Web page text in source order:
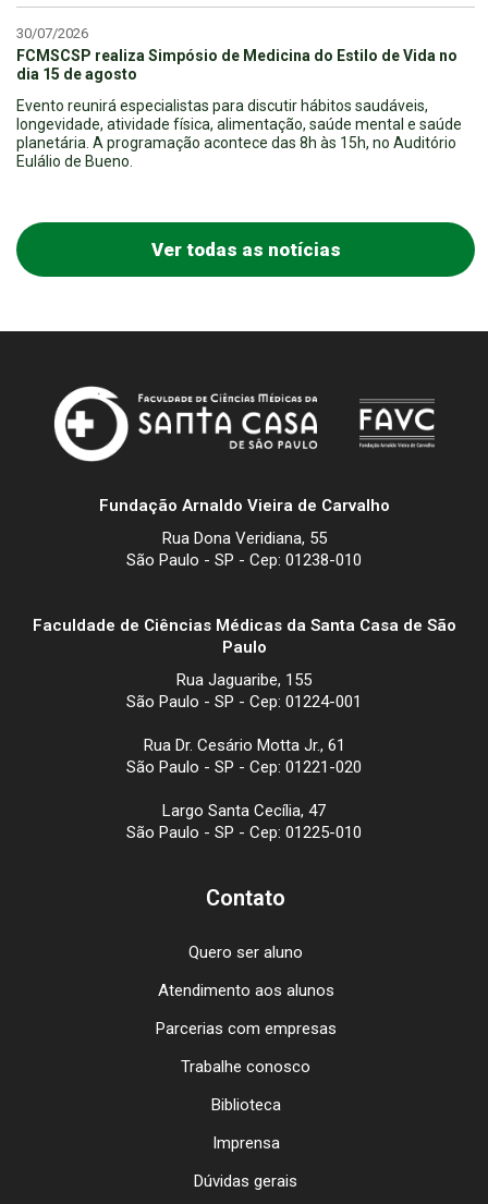
30/07/2026
FCMSCSP realiza Simpósio de Medicina do Estilo de Vida no
dia 15 de agosto
Evento reunirá especialistas para discutir hábitos saudáveis,
longevidade, atividade física, alimentação, saúde mental e saúde
planetária. A programação acontece das 8h às 15h, no Auditório
Eulálio de Bueno.
Ver todas as notícias
Fundação Arnaldo Vieira de Carvalho
Rua Dona Veridiana, 55
São Paulo - SP - Cep: 01238-010
Faculdade de Ciências Médicas da Santa Casa de São
Paulo
Rua Jaguaribe, 155
São Paulo - SP - Cep: 01224-001
Rua Dr. Cesário Motta Jr., 61
São Paulo - SP - Cep: 01221-020
Largo Santa Cecília, 47
São Paulo - SP - Cep: 01225-010
Contato
Quero ser aluno
Atendimento aos alunos
Parcerias com empresas
Trabalhe conosco
Biblioteca
Imprensa
Dúvidas gerais